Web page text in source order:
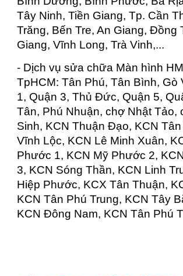
Tây Ninh, Tiền Giang, Tp. Cần
Trăng, Bến Tre, An Giang, Đồng
Giang, Vĩnh Long, Trà Vinh,...
- Dịch vụ sửa chữa Màn hình
TpHCM: Tân Phú, Tân Bình, Gò
1, Quận 3, Thủ Đức, Quận 5,
Tân, Phú Nhuận, chợ Nhật Tảo,
Sinh, KCN Thuận Đạo, KCN
Vĩnh Lộc, KCN Lê Minh Xuân,
Phước 1, KCN Mỹ Phước 2,
3, KCN Sóng Thần, KCN Linh
Hiệp Phước, KCX Tân Thuận,
KCN Tân Phú Trung, KCN Tây
KCN Đông Nam, KCN Tân Phú